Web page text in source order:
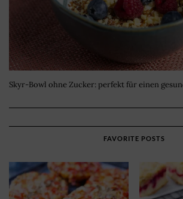
Skyr-Bowl ohne Zucker: perfekt für einen
FAVORITE POSTS